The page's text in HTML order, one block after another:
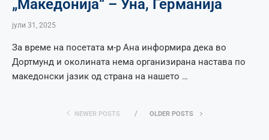
„Македонија“ – Уна, Германија
јули 31, 2025
За време на посетата м-р Ана информира дека во
Дортмунд и околината нема организирана настава по
македонски јазик од страна на нашето …
NEWER POSTS OLDER POSTS